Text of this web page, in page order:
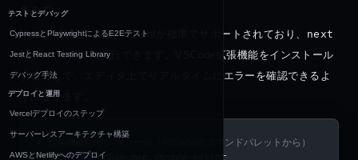
テストとデバッグ
CypressとPlaywrightによるE2Eテスト
JestとReact Testing Library
デバッグ手法
デプロイと運用
Vercelデプロイのステップ
サーバーレスアーキテクチャ構築
AWSとNetlifyへのデプロイ
きます。
Next.js 11以降では、ESLintが標準でサポートされており、 next
lintコマンドで実行できます。VSCode拡張機能をインストール
することで、エディタ上でリアルタイムにエラーを確認できるよ
うになります。
# 拡張機能のインストール（VSCodeのコマンドパレットから）